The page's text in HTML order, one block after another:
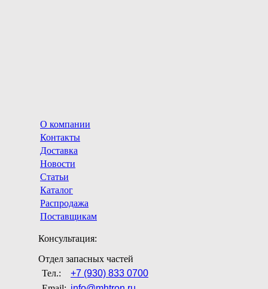
О компании
Контакты
Доставка
Новости
Статьи
Каталог
Распродажа
Поставщикам
Консультация:
Отдел запасных частей
Тел.:
+7 (930) 833 0700